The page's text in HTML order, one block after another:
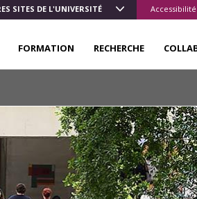
SITES DE L'UNIVERSITÉ Accessibilité
FORMATION RECHERCHE